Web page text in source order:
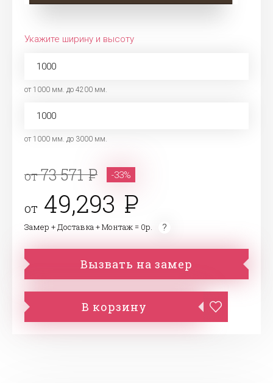
Укажите ширину и высоту
от 1000 мм. до 4200 мм.
от 1000 мм. до 3000 мм.
от73 571 -33%
от 49,293
Замер + Доставка + Монтаж = 0р.
Вызвать на замер
В корзину